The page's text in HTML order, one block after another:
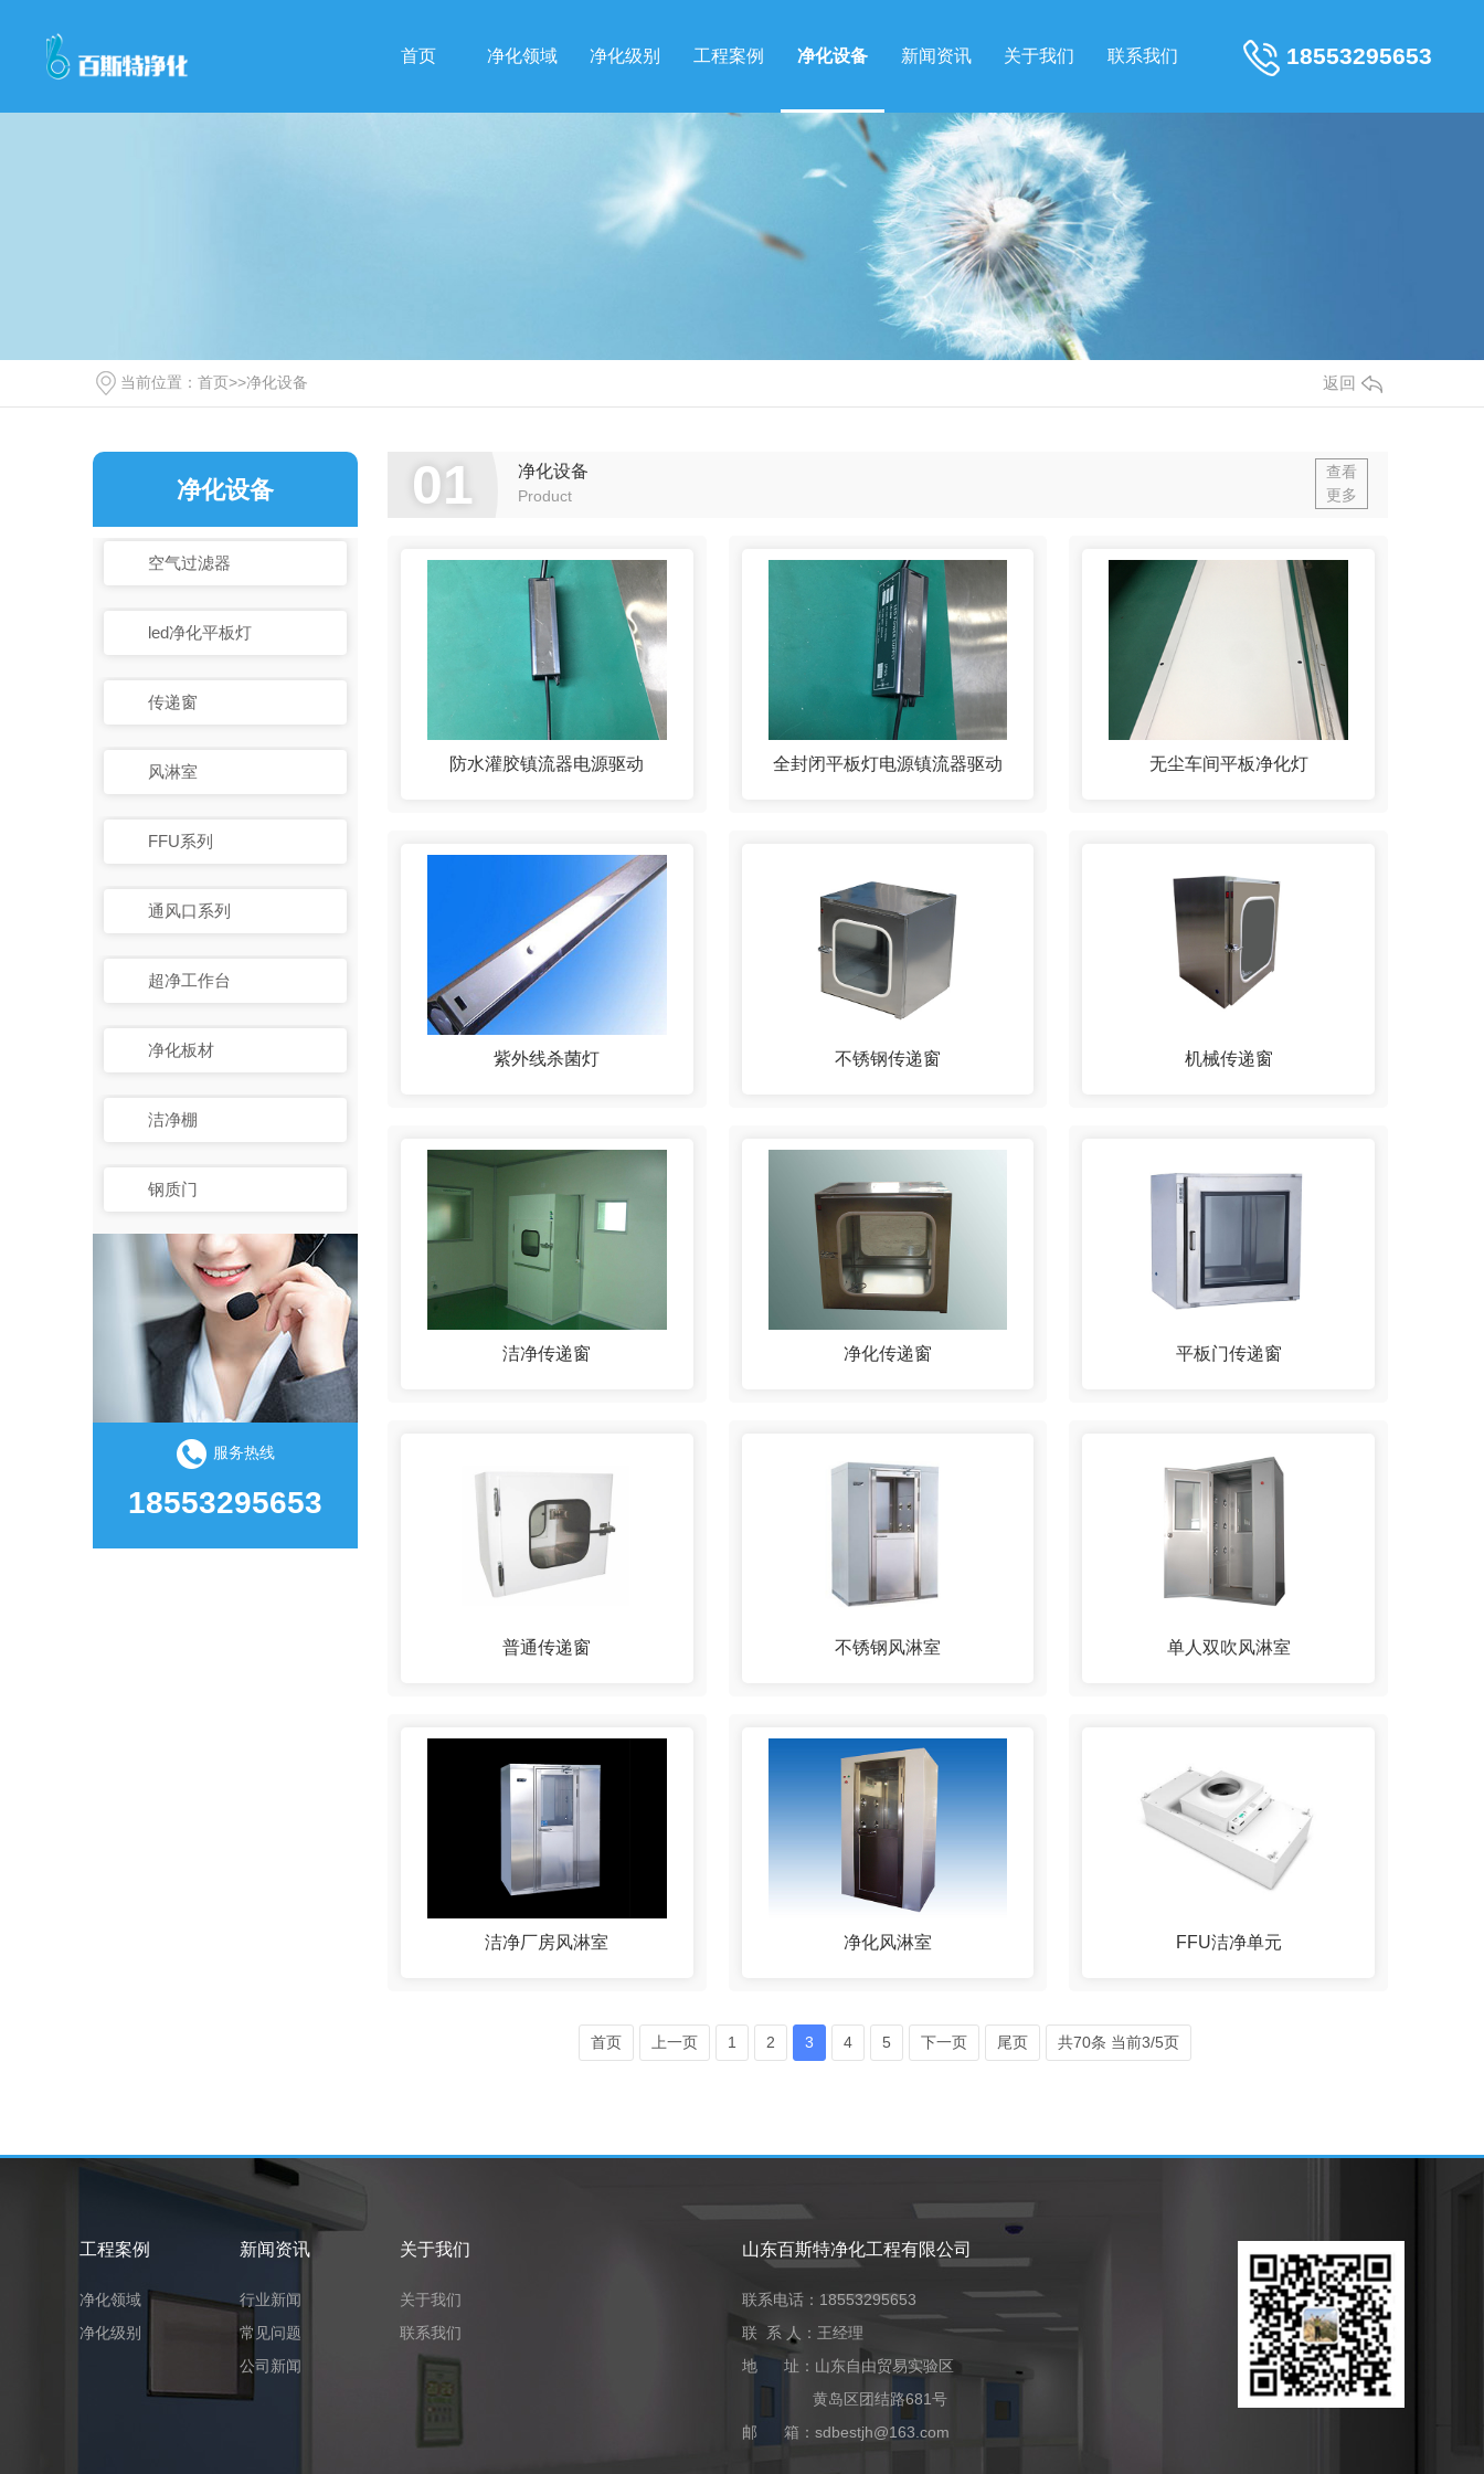
18553295653
首页 净化领域 净化级别 工程案例 净化设备 新闻资讯 关于我们 联系我们
当前位置： 首页>>净化设备 返回
净化设备
空气过滤器
led净化平板灯
传递窗
风淋室
FFU系列
通风口系列
超净工作台
净化板材
洁净棚
钢质门
服务热线
18553295653
01 净化设备
Product
查看
更多
防水灌胶镇流器电源驱动 全封闭平板灯电源镇流器驱动 无尘车间平板净化灯
紫外线杀菌灯 不锈钢传递窗 机械传递窗
洁净传递窗 净化传递窗 平板门传递窗
普通传递窗 不锈钢风淋室 单人双吹风淋室
洁净厂房风淋室 净化风淋室 FFU洁净单元
首页 上一页 1 2 3 4 5 下一页 尾页 共70条 当前3/5页
工程案例
净化领域
净化级别
新闻资讯
行业新闻
常见问题
公司新闻
关于我们
关于我们
联系我们
山东百斯特净化工程有限公司
联系电话：18553295653
联 系 人：王经理
地 址：山东自由贸易实验区
黄岛区团结路681号
邮 箱：sdbestjh@163.com